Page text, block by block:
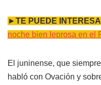
►TE PUEDE
noche bien leprosa en el
El juninense, que
habló con Ovación y